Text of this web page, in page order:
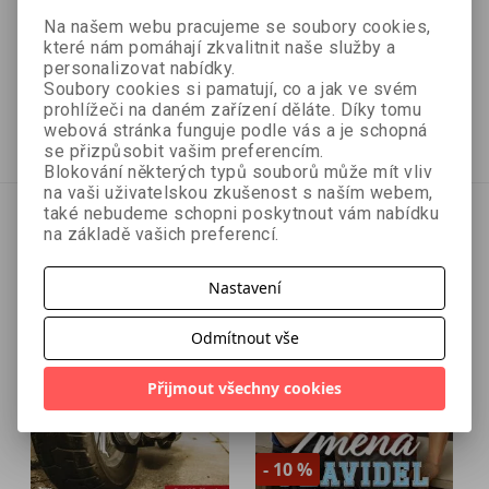
Bexy McFly
314 Kč 349 Kč
připravujeme
350 Kč 389 Kč
připravujeme
- 10 %
Na našem webu pracujeme se soubory cookies,
které nám pomáhají zkvalitnit naše služby a
personalizovat nabídky.
Soubory cookies si pamatují, co a jak ve svém
prohlížeči na daném zařízení děláte. Díky tomu
webová stránka funguje podle vás a je schopná
se přizpůsobit vašim preferencím.
Blokování některých typů souborů může mít vliv
na vaši uživatelskou zkušenost s naším webem,
také nebudeme schopni poskytnout vám nabídku
na základě vašich preferencí.
Nastavení
Odmítnout vše
Přijmout všechny cookies